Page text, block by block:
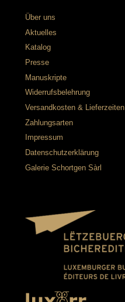
Über uns
Aktuelles
Katalog
Presse
Manuskripte
Widerrufsbelehrung
Versandkosten & Lieferzeiten
Zahlungsarten
Impressum
Datenschutzerklärung
Galerie Schortgen Sàrl